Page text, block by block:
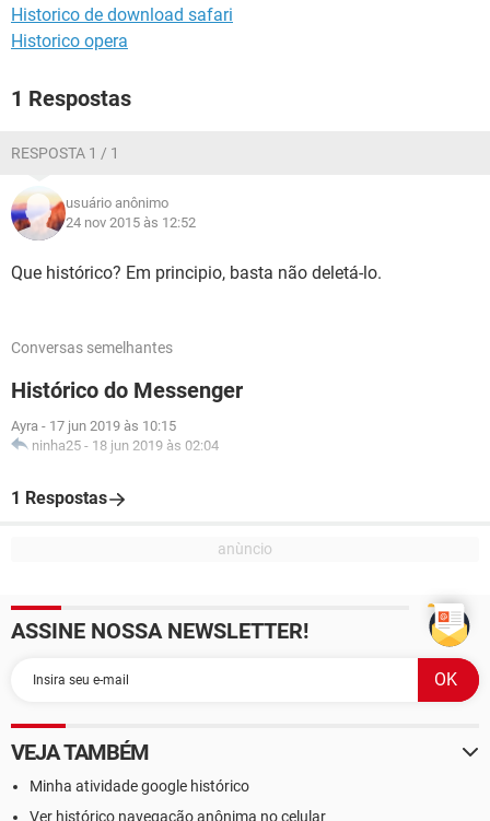
Historico de download safari
Historico opera
1 Respostas
RESPOSTA 1 / 1
usuário anônimo
24 nov 2015 às 12:52
Que histórico? Em principio, basta não deletá-lo.
Conversas semelhantes
Histórico do Messenger
Ayra - 17 jun 2019 às 10:15
ninha25 - 18 jun 2019 às 02:04
1 Respostas
ASSINE NOSSA NEWSLETTER!
VEJA TAMBÉM
Minha atividade google histórico
Ver histórico navegação anônima no celular